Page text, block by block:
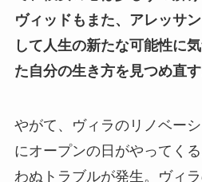
ヴィッドもまた、アレッサ
して人生の新たな可能性に
た自分の生き方を見つめ直
やがて、ヴィラのリノベー
にオープンの日がやってく
わぬトラブルが発生。ヴィ